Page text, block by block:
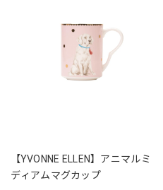
【YVONNE ELLEN】アニマルミ
ディアムマグカップ